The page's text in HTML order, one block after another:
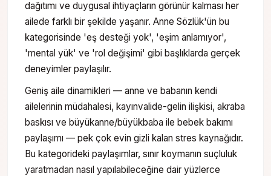
dağıtımı ve duygusal ihtiyaçların görünür kalması her
ailede farklı bir şekilde yaşanır. Anne Sözlük'ün bu
kategorisinde 'eş desteği yok', 'eşim anlamıyor',
'mental yük' ve 'rol değişimi' gibi başlıklarda gerçek
deneyimler paylaşılır.
Geniş aile dinamikleri — anne ve babanın kendi
ailelerinin müdahalesi, kayınvalide-gelin ilişkisi, akraba
baskısı ve büyükanne/büyükbaba ile bebek bakımı
paylaşımı — pek çok evin gizli kalan stres kaynağıdır.
Bu kategorideki paylaşımlar, sınır koymanın suçluluk
yaratmadan nasıl yapılabileceğine dair yüzlerce